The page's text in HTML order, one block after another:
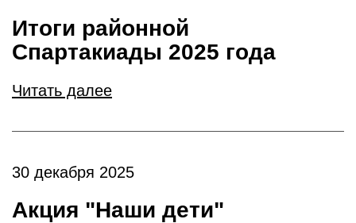
Итоги районной
Спартакиады 2025 года
Читать далее
30 декабря 2025
Акция "Наши дети"